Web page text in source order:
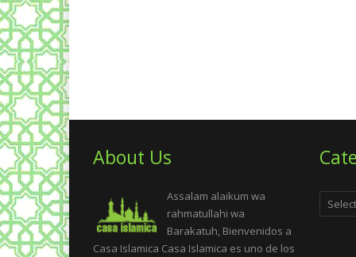
About Us
Assalam alaikum wa
rahmatullahi wa
Barakatuh, Bienvenidos a
Casa Islamica Casa Islamica es uno de los